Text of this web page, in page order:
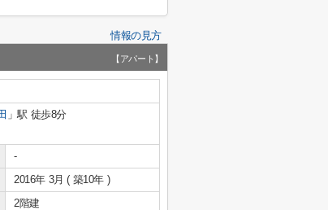
情報の見方
【アパート】
」駅 徒歩8分
-
2016年 3月 ( 築10年 )
2階建